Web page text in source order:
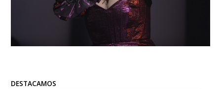
DESTACAMOS